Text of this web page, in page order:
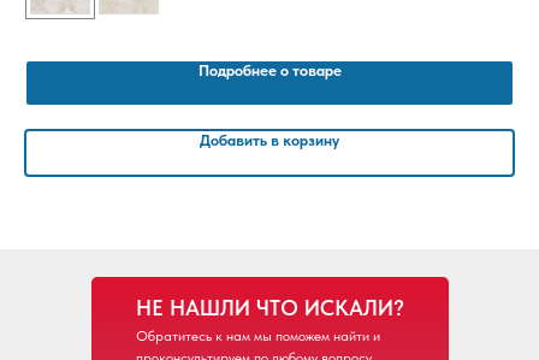
Подробнее о товаре
Добавить в корзину
НЕ НАШЛИ ЧТО ИСКАЛИ?
Обратитесь к нам мы поможем найти и